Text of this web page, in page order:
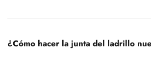
¿Cómo hacer la junta del ladrillo